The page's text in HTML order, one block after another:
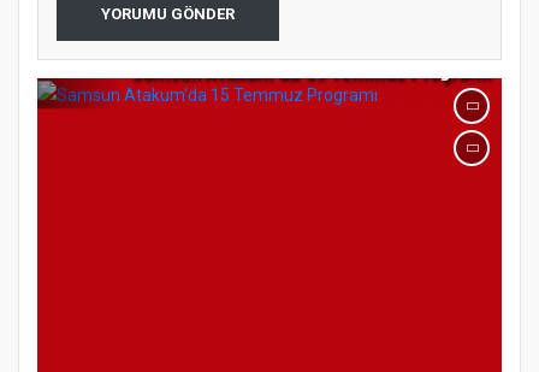
YORUMU GÖNDER